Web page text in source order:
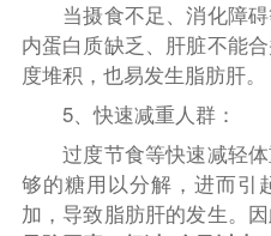
当摄食不足、消化障
内蛋白质缺乏、肝脏不能
度堆积，也易发生脂肪肝。
5、快速减重人群：
过度节食等快速减轻
够的糖用以分解，进而引
加，导致脂肪肝的发生。因